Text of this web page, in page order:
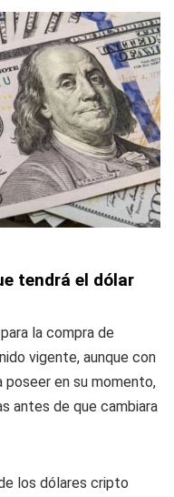
tendrá el dólar
la compra de
vigente, aunque con
poseer en su momento,
antes de que cambiara
los dólares cripto